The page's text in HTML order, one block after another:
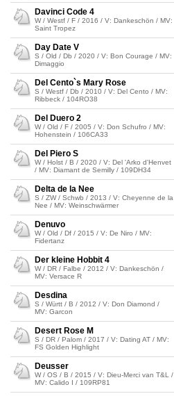
Davinci Code 4
W / Westf / F / 2016 / V: Dankeschön / MV:
Saint Tropez
Day Date V
S / Old / Db / 2020 / V: Bon Courage / MV:
Dimaggio
Del Cento`s Mary Rose
S / Westf / Db / 2010 / V: Del Cento / MV:
Ribbeck / 104RO38
Del Duero 2
W / Old / F / 2005 / V: Don Schufro / MV:
Hohenstein / 106CA33
Del Piero S
W / Holst / B / 2020 / V: Del 'Arko d'Henvet
/ MV: Diamant de Semilly / 109DH34
Delta de la Nee
S / ZW / Schwb / 2013 / V: Cheyenne de la
Nee / MV: Weinschwärmer
Denuvo
W / Old / Df / 2015 / V: De Niro / MV:
Fidertanz
Der kleine Hobbit 4
W / DR / Falbe / 2012 / V: Dankeschön /
MV: Versace R
Desdina
S / Württ / B / 2012 / V: Don Diamond /
MV: Garcon
Desert Rose M
S / DR / Palom / 2017 / V: Dating AT / MV:
FS Golden Highlight
Deusser
W / OS / B / 2015 / V: Dieu-Merci van T&L /
MV: Calido I / 109RP81